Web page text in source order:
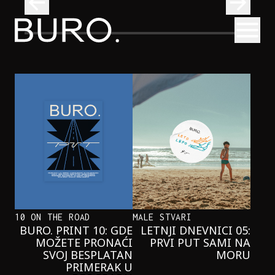
BURO.
NAJČISTIJA KUPALIŠTA U SRBIJI KOJA
POSEĆUJEMO OVOG LETA
10 ON THE ROAD
BURO. PRINT 10: GDE
MOŽETE PRONAĆI
SVOJ BESPLATAN
PRIMERAK U
MALE STVARI
LETNJI DNEVNICI 05:
PRVI PUT SAMI NA
MORU